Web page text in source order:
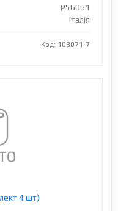
P56061
Італія
Код: 108071-7
4 шт)